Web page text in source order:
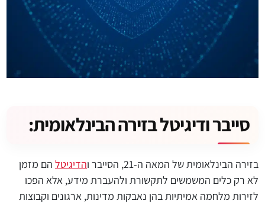
סייבר ודיגיטל בזירה הבינלאומית:
בזירה הבינלאומית של המאה ה-21, הסייבר ו הדיגיטל הם מזמן
לא רק כלים המשמשים לתקשורת ולהעברת מידע, אלא הפכו
לזירות מלחמה אמיתיות בהן נאבקות מדינות, ארגונים וקבוצות